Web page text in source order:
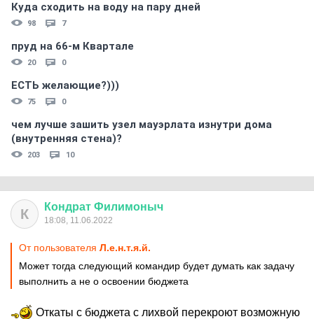
Куда сходить на воду на пару дней
98 7
пруд на 66-м Квартале
20 0
ЕСТЬ желающие?)))
75 0
чем лучше зашить узел мауэрлата изнутри дома
(внутренняя стена)?
203 10
К Кондрат Филимоныч
18:08, 11.06.2022
От пользователя Л.е.н.т.я.й.
Может тогда следующий командир будет думать как задачу
выполнить а не о освоении бюджета
Откаты с бюджета с лихвой перекроют возможную